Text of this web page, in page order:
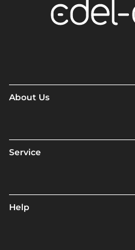
About Us
Service
Help